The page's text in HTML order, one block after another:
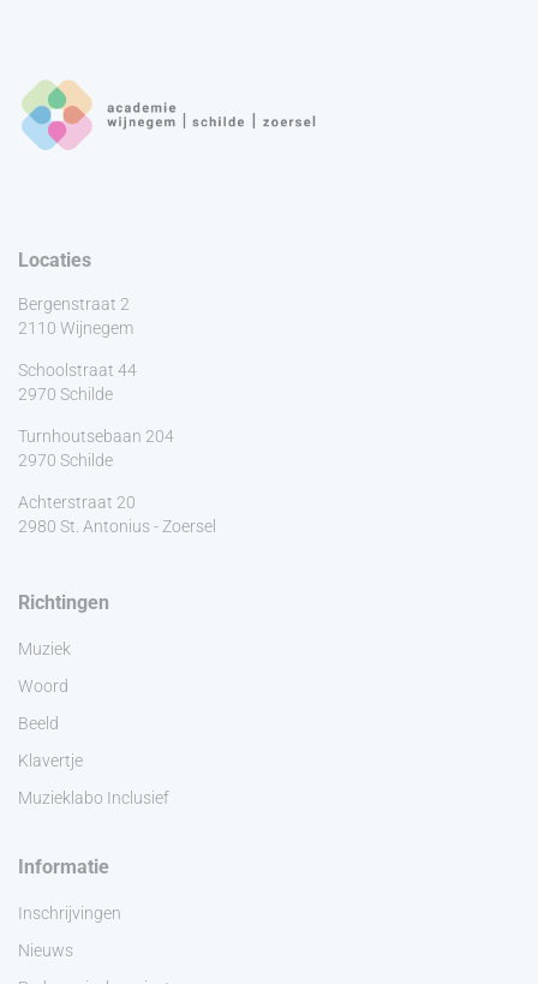
Locaties
Bergenstraat 2
2110 Wijnegem
Schoolstraat 44
2970 Schilde
Turnhoutsebaan 204
2970 Schilde
Achterstraat 20
2980 St. Antonius - Zoersel
Richtingen
Muziek
Woord
Beeld
Klavertje
Muzieklabo Inclusief
Informatie
Inschrijvingen
Nieuws